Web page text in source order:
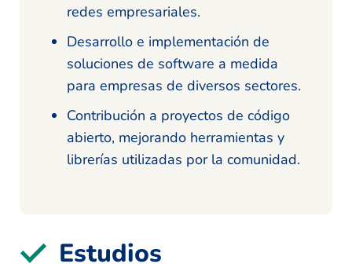
redes empresariales.
Desarrollo e implementación de
soluciones de software a medida
para empresas de diversos sectores.
Contribución a proyectos de código
abierto, mejorando herramientas y
librerías utilizadas por la comunidad.
Estudios